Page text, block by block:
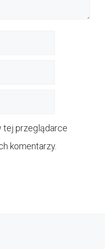
tej przeglądarce
komentarzy.